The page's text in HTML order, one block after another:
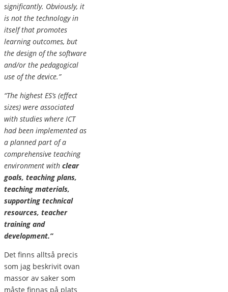
significantly. Obviously, it
is not the technology in
itself that promotes
learning outcomes, but
the design of the software
and/or the pedagogical
use of the device.”
“The highest ES’s (effect
sizes) were associated
with studies where ICT
had been implemented as
a planned part of a
comprehensive teaching
environment with clear
goals, teaching plans,
teaching materials,
supporting technical
resources, teacher
training and
development.”
Det finns alltså precis
som jag beskrivit ovan
massor av saker som
måste finnas på plats